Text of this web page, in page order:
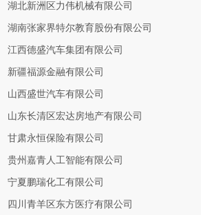
湖北新洲区力伟机械有限公司
湖南张家界特尔教育股份有限公司
江西德盛汽车集团有限公司
新疆福源金融有限公司
山西盛世汽车有限公司
山东长清区宏达房地产有限公司
甘肃永恒保险有限公司
贵州嘉青人工智能有限公司
宁夏鹏瑞化工有限公司
四川青羊区东方医疗有限公司